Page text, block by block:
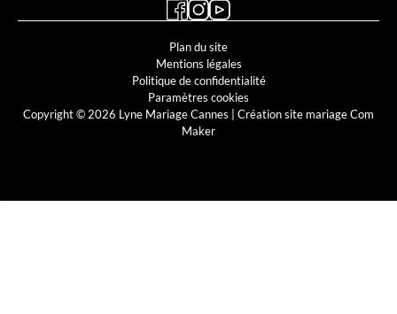
Plan du site
Mentions légales
Politique de confidentialité
Paramètres cookies
Copyright © 2026 Lyne Mariage Cannes | Création site mariage Com
Maker